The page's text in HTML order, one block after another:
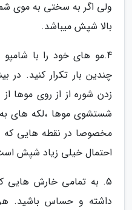
ولی اگر به سختی به موی
بالا شپش میباشد.
4.مو های خود را با
چندین بار تکرار کنید. در
زدن شوره از از روی موها
شستشوی موها ،لکه های
مخصوصا در نقطه هایی که
احتمال خیلی زیاد شپش
5. به تمامی خارش
داشته و حساس باشید.